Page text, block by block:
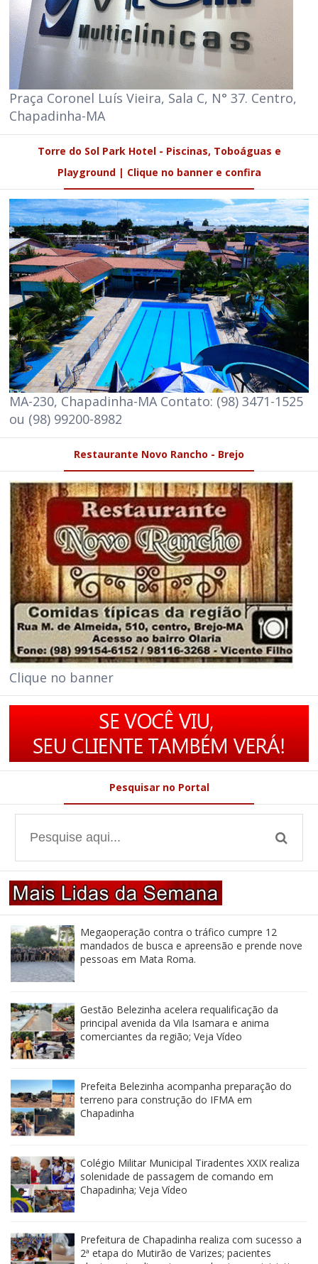
Praça Coronel Luís Vieira, Sala C, N° 37. Centro,
Chapadinha-MA
Torre do Sol Park Hotel - Piscinas, Toboáguas e
Playground | Clique no banner e confira
MA-230, Chapadinha-MA Contato: (98) 3471-1525
ou (98) 99200-8982
Restaurante Novo Rancho - Brejo
Clique no banner
Pesquisar no Portal
Megaoperação contra o tráfico cumpre 12
mandados de busca e apreensão e prende nove
pessoas em Mata Roma.
Gestão Belezinha acelera requalificação da
principal avenida da Vila Isamara e anima
comerciantes da região; Veja Vídeo
Prefeita Belezinha acompanha preparação do
terreno para construção do IFMA em
Chapadinha
Colégio Militar Municipal Tiradentes XXIX realiza
solenidade de passagem de comando em
Chapadinha; Veja Vídeo
Prefeitura de Chapadinha realiza com sucesso a
2ª etapa do Mutirão de Varizes; pacientes